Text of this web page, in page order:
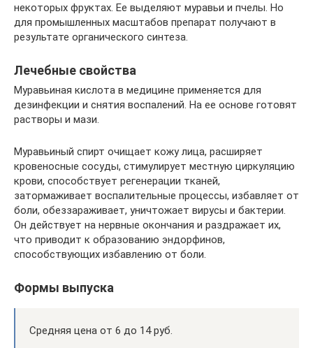
некоторых фруктах. Ее выделяют муравьи и пчелы. Но
для промышленных масштабов препарат получают в
результате органического синтеза.
Лечебные свойства
Муравьиная кислота в медицине применяется для
дезинфекции и снятия воспалений. На ее основе готовят
растворы и мази.
Муравьиный спирт очищает кожу лица, расширяет
кровеносные сосуды, стимулирует местную циркуляцию
крови, способствует регенерации тканей,
затормаживает воспалительные процессы, избавляет от
боли, обеззараживает, уничтожает вирусы и бактерии.
Он действует на нервные окончания и раздражает их,
что приводит к образованию эндорфинов,
способствующих избавлению от боли.
Формы выпуска
Средняя цена от 6 до 14 руб.